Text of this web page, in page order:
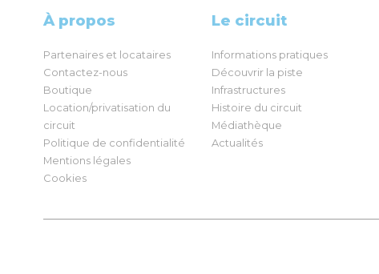
À propos
Partenaires et locataires
Contactez-nous
Boutique
Location/privatisation du
circuit
Politique de confidentialité
Mentions légales
Cookies
Le circuit
Informations pratiques
Découvrir la piste
Infrastructures
Histoire du circuit
Médiathèque
Actualités